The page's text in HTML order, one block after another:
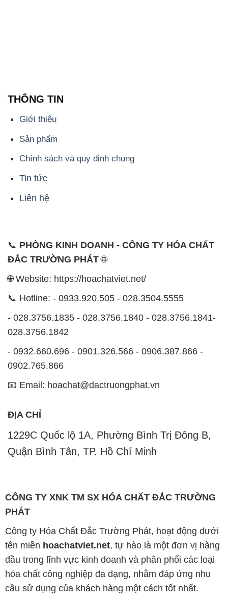
THÔNG TIN
Giới thiệu
Sản phẩm
Chính sách và quy định chung
Tin tức
Liên hệ
📞 PHÒNG KINH DOANH - CÔNG TY HÓA CHẤT
ĐẮC TRƯỜNG PHÁT🌐
🌐 Website: https://hoachatviet.net/
📞 Hotline: - 0933.920.505 - 028.3504.5555
- 028.3756.1835 - 028.3756.1840 - 028.3756.1841-
028.3756.1842
- 0932.660.696 - 0901.326.566 - 0906.387.866 -
0902.765.866
📧 Email: hoachat@dactruongphat.vn
ĐỊA CHỈ
1229C Quốc lộ 1A, Phường Bình Trị Đông B,
Quận Bình Tân, TP. Hồ Chí Minh
CÔNG TY XNK TM SX HÓA CHẤT ĐẮC TRƯỜNG
PHÁT
Công ty Hóa Chất Đắc Trường Phát, hoạt động dưới
tên miền hoachatviet.net, tự hào là một đơn vị hàng
đầu trong lĩnh vực kinh doanh và phân phối các loại
hóa chất công nghiệp đa dạng, nhằm đáp ứng nhu
cầu sử dụng của khách hàng một cách tốt nhất.